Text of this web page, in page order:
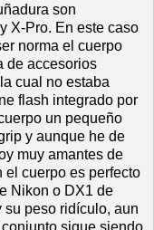
son
X-Pro. En este caso
norma el cuerpo
de accesorios
cual no estaba
flash integrado por
un pequeño
y aunque he de
muy amantes de
el cuerpo es perfecto
Nikon o DX1 de
peso ridículo, aun
sigue siendo